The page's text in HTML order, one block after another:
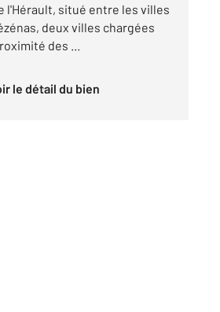
l'Hérault, situé entre les villes
deux villes chargées
des ...
le détail du bien